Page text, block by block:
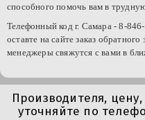
способного помочь вам в
Телефонный код г. Самара - 8-
оставте на сайте заказ
менеджеры свяжутся с вами в
Производителя,
уточняйте по